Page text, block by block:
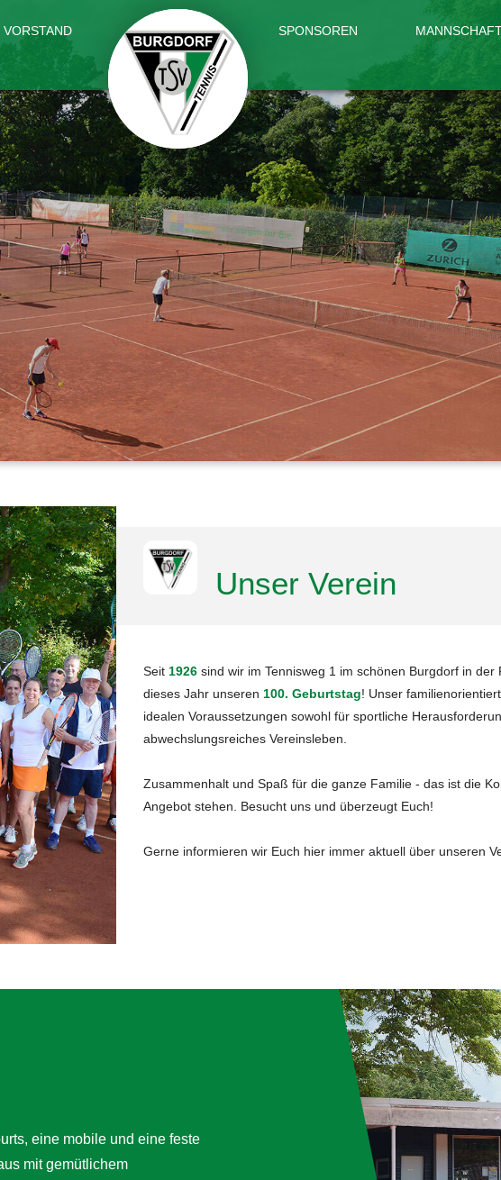
VORSTAND SPONSOREN
Unser Verein
Seit 1926sind wir im Tennisweg 1 im schönen Burgdorf in
dieses Jahr unseren 100. Geburtstag! Unser
idealen Voraussetzungen sowohl für sportliche
abwechslungsreiches Vereinsleben.
Zusammenhalt und Spaß für die ganze Familie - das ist die
Angebot stehen. Besucht uns und überzeugt Euch!
Gerne informieren wir Euch hier immer aktuell über unseren
eine mobile und eine feste
mit gemütlichem